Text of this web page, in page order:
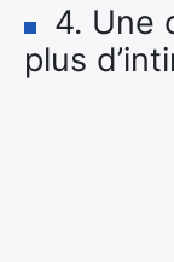
4. Une
plus